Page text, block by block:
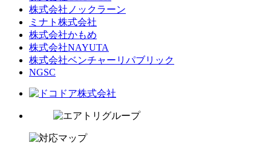
株式会社ノックラーン
ミナト株式会社
株式会社かもめ
株式会社NAYUTA
株式会社ベンチャーリパブリック
NGSC